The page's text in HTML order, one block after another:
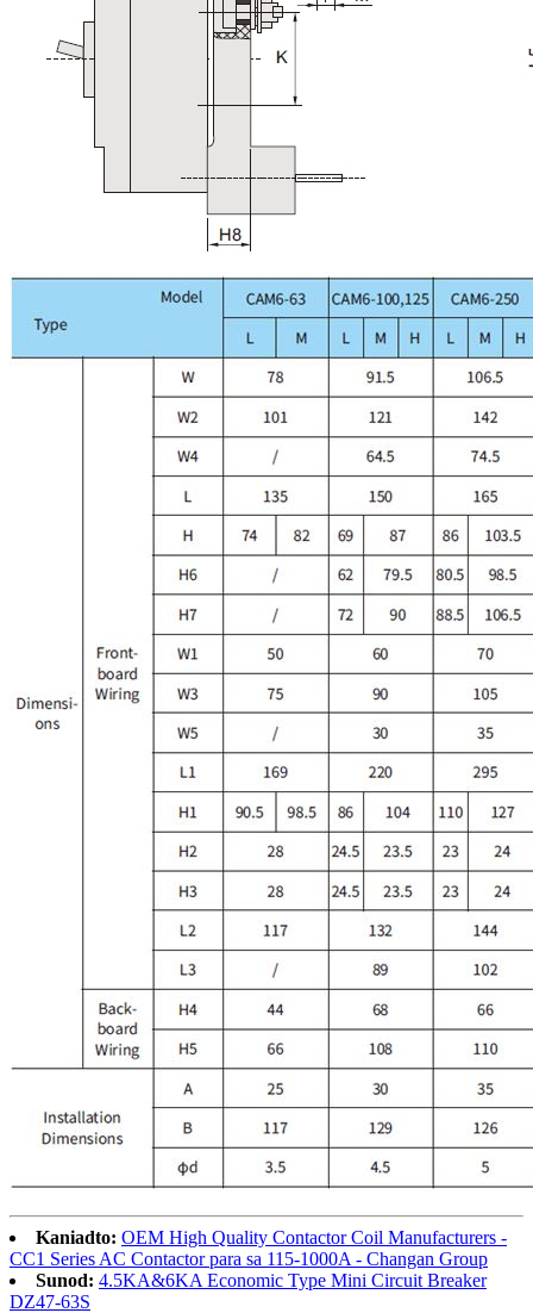
Kaniadto: OEM High Quality Contactor Coil Manufacturers -
CC1 Series AC Contactor para sa 115-1000A - Changan Group
Sunod: 4.5KA&6KA Economic Type Mini Circuit Breaker
DZ47-63S